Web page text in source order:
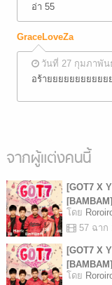
อ่า 55
GraceLoveZa
วันที่ 27 กุมภาพัน
อร้ายยยยยยยยยย
จากผู้แต่งคนนี้
[GOT7 X
[BAMBAM]
โดย
57 ฉาก
[GOT7 X
[BAMBAM]
โดย